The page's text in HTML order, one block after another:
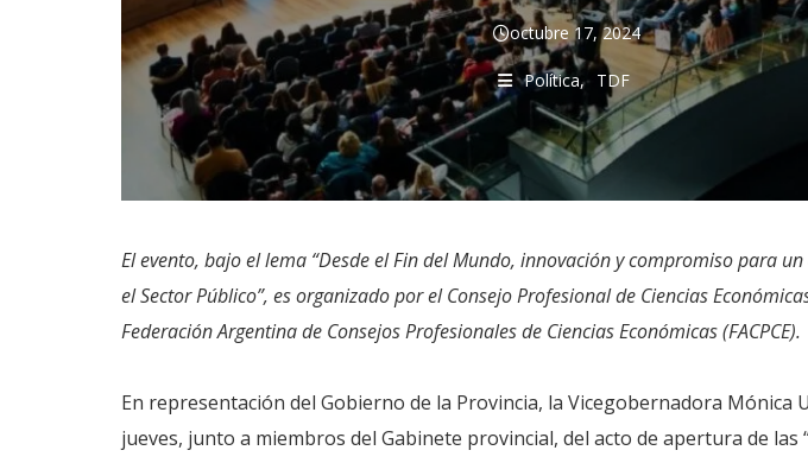
octubre 17, 2024
Política TDF
El evento, bajo el lema “Desde el Fin del Mundo, innovación y compromiso para
el Sector Público”, es organizado por el Consejo Profesional de Ciencias
Federación Argentina de Consejos Profesionales de Ciencias Económicas (FACPCE).
En representación del Gobierno de la Provincia, la Vicegobernadora Mónica
jueves, junto a miembros del Gabinete provincial, del acto de apertura de las